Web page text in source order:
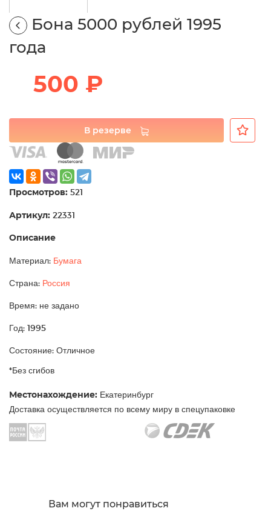
Бона 5000 рублей 1995
года
500 ₽
В резерве
Просмотров: 521
Артикул: 22331
Описание
Материал: Бумага
Страна: Россия
Время: не задано
Год: 1995
Состояние: Отличное
*Без сгибов
Местонахождение: Екатеринбург
Доставка осуществляется по всему миру в спецупаковке
Вам могут понравиться